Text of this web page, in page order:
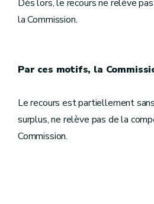
Dès lors, le recours ne relève
la Commission.
Par ces motifs, la
Le recours est partiellement
surplus, ne relève pas de la
Commission.